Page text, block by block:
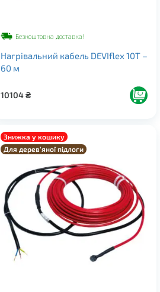
Безкоштовна доставка!
Нагрівальний кабель DEVIflex 10Т –
60 м
10104₴
Знижка у кошику
Для дерев’яної підлоги